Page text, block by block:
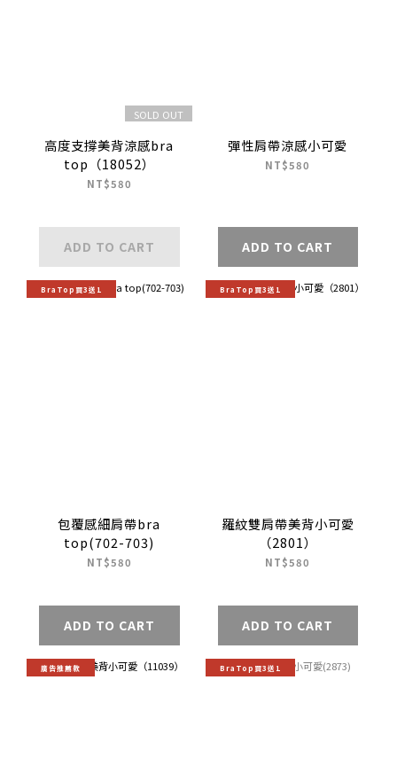
SOLD OUT
高度支撐美背涼感bra
top（18052）
NT$580
ADD TO CART
彈性肩帶涼感小可愛
NT$580
ADD TO CART
BraTop買3送1
包覆感細肩帶bra
top(702-703)
NT$580
ADD TO CART
BraTop買3送1
羅紋雙肩帶美背小可愛
（2801）
NT$580
ADD TO CART
廣告推薦款 BraTop買3送1